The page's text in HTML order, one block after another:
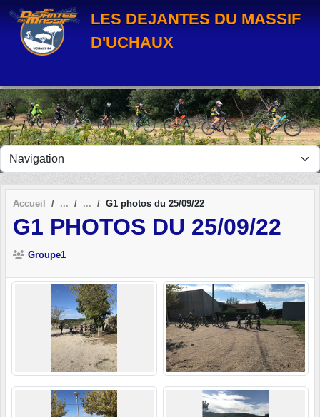
LES DEJANTES DU MASSIF
D'UCHAUX
Accueil G1 photos du 25/09/22
G1 PHOTOS DU 25/09/22
Groupe1
Panneau de gestion des cookies